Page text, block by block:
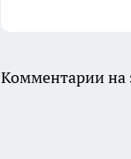
Комментарии на